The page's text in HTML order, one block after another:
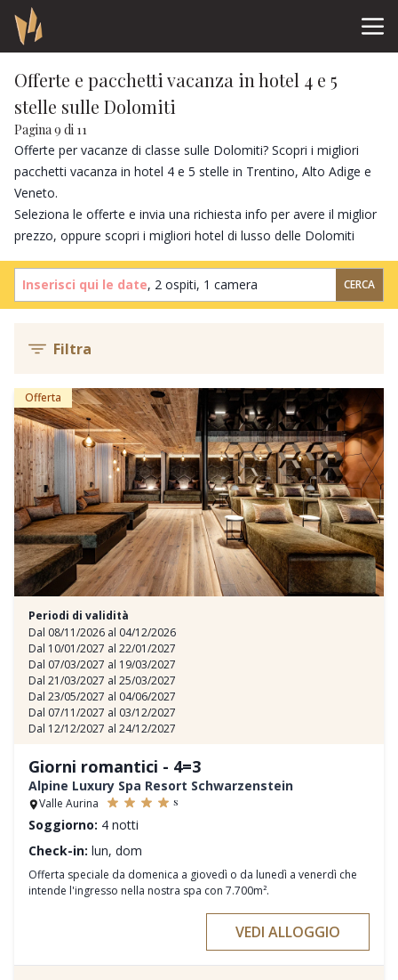
Offerte e pacchetti vacanza in hotel 4 e 5
stelle sulle Dolomiti
Pagina 9 di 11
Offerte per vacanze di classe sulle Dolomiti? Scopri i migliori
pacchetti vacanza in hotel 4 e 5 stelle in Trentino, Alto Adige e
Veneto.
Seleziona le offerte e invia una richiesta info per avere il miglior
prezzo, oppure scopri i migliori hotel di lusso delle Dolomiti
Inserisci qui le date, 2 ospiti, 1 camera CERCA
Filtra
Offerta
Periodi di validità
Dal 08/11/2026 al 04/12/2026
Dal 10/01/2027 al 22/01/2027
Dal 07/03/2027 al 19/03/2027
Dal 21/03/2027 al 25/03/2027
Dal 23/05/2027 al 04/06/2027
Dal 07/11/2027 al 03/12/2027
Dal 12/12/2027 al 24/12/2027
Giorni romantici - 4=3
Alpine Luxury Spa Resort Schwarzenstein
Valle Aurina s
Soggiorno: 4 notti
Check-in: lun, dom
Offerta speciale da domenica a giovedì o da lunedì a venerdì che
intende l'ingresso nella nostra spa con 7.700m².
VEDI ALLOGGIO